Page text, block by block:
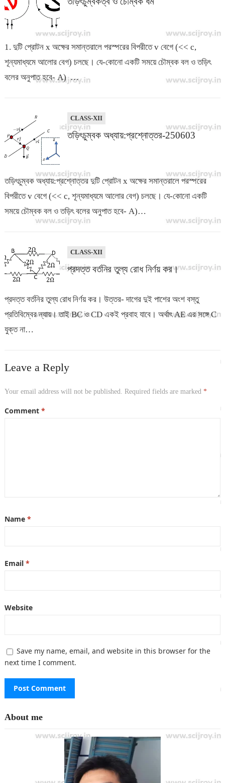
1. দুটি প্রোটন x অক্ষের সমান্তরালে পরস্পরের বিপরীতে v বেগে (<< c,
শূন্যমাধ্যমে আলোর বেগ) চলছে। যে-কোনো একটি সময়ে চৌম্বক বল ও তড়িৎ
বলের অনুপাত হবে- A) …
CLASS-XII
তড়িৎচুম্বক অধ্যায়:প্রশ্নোত্তর-250603
তড়িৎচুম্বক অধ্যায়:প্রশ্নোত্তর দুটি প্রোটন x অক্ষের সমান্তরালে পরস্পরের
বিপরীতে v বেগে (<< c, শূন্যমাধ্যমে আলোর বেগ) চলছে। যে-কোনো একটি
সময়ে চৌম্বক বল ও তড়িৎ বলের অনুপাত হবে- A)…
CLASS-XII
প্রদত্ত বর্তনির তুল্য রোধ নির্ণয় কর।
প্রদত্ত বর্তনির তুল্য রোধ নির্ণয় কর। উত্তর- দাগের দুই পাশের অংশ বস্তু
প্রতিবিম্বের ন্যায়। তাই BC ও CD একই প্রবাহ যাবে। অর্থাৎ AE এর সঙ্গে C
যুক্ত না…
Leave a Reply
Your email address will not be published. Required fields are marked *
Comment *
Name *
Email *
Website
Save my name, email, and website in this browser for the
next time I comment.
About me